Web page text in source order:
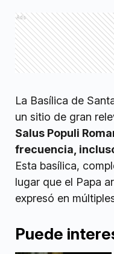
Ads
La Basílica de
un sitio de gran
Salus Populi
frecuencia,
Esta basílica,
lugar que el Papa
expresó en
Puede